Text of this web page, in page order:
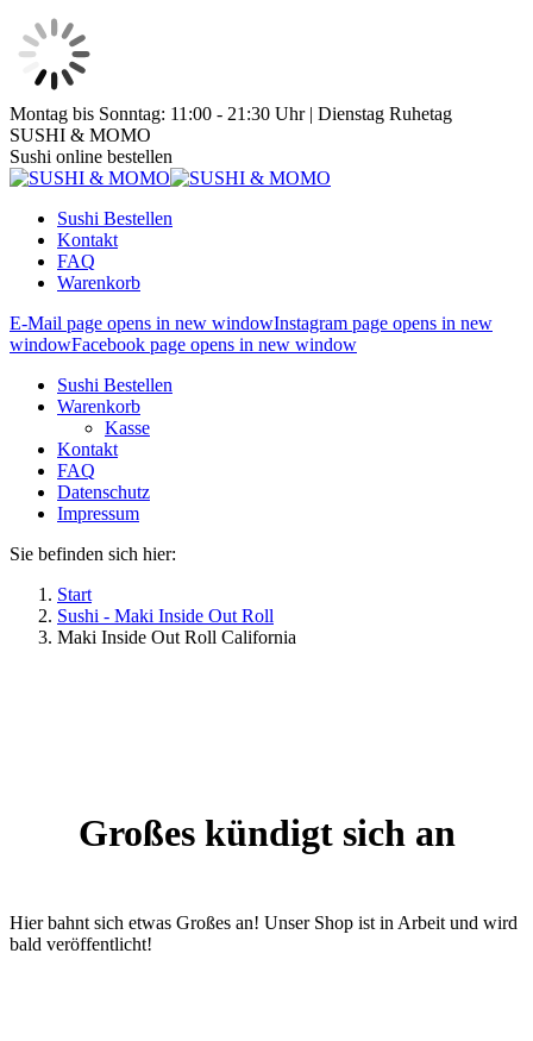
Zum
Inhalt
springen
Montag bis Sonntag: 11:00 - 21:30 Uhr | Dienstag Ruhetag
SUSHI & MOMO
Sushi online bestellen
Sushi Bestellen
Kontakt
FAQ
Warenkorb
E-Mail page opens in new windowInstagram page opens in new
windowFacebook page opens in new window
Sushi Bestellen
Warenkorb
Kasse
Kontakt
FAQ
Datenschutz
Impressum
Sie befinden sich hier:
Start
Sushi - Maki Inside Out Roll
Maki Inside Out Roll California
Großes kündigt sich an
Hier bahnt sich etwas Großes an! Unser Shop ist in Arbeit und wird
bald veröffentlicht!